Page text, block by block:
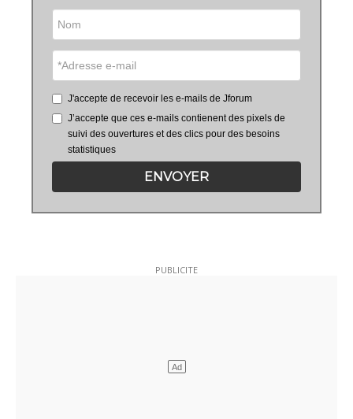
J'accepte de recevoir les e-mails de Jforum
J’accepte que ces e-mails contienent des pixels de
suivi des ouvertures et des clics pour des besoins
statistiques
ENVOYER